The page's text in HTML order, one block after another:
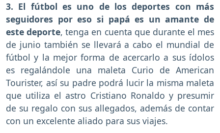
3. El fútbol es uno de los deportes con más
seguidores por eso si papá es un amante de
este deporte, tenga en cuenta que durante el mes
de junio también se llevará a cabo el mundial de
fútbol y la mejor forma de acercarlo a sus ídolos
es regalándole una maleta Curio de American
Tourister, así su padre podrá lucir la misma maleta
que utiliza el astro Cristiano Ronaldo y presumir
de su regalo con sus allegados, además de contar
con un excelente aliado para sus viajes.